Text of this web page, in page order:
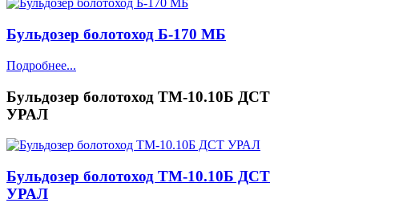
Бульдозер болотоход Б-170 МБ
Подробнее...
Бульдозер болотоход ТМ-10.10Б ДСТ
УРАЛ
Бульдозер болотоход ТМ-10.10Б ДСТ
УРАЛ